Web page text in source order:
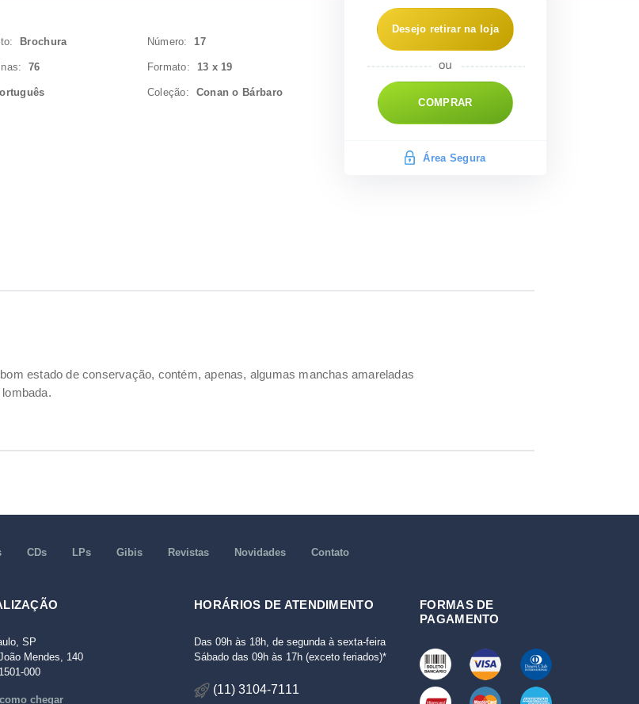
Brochura Número:17
76 Formato: 13 x 19
Coleção: Conan o Bárbaro
Desejo retirar na loja
COMPRAR
Área Segura
estado de conservação, contém, apenas, algumas manchas amareladas
CDs LPs Gibis Revistas Novidades Contato
SP
Mendes, 140
000
chegar
HORÁRIOS DE ATENDIMENTO
Das 09h às 18h, de segunda à sexta-feira
Sábado das 09h às 17h (exceto feriados)*
(11) 3104-7111
FORMAS DE
PAGAMENTO